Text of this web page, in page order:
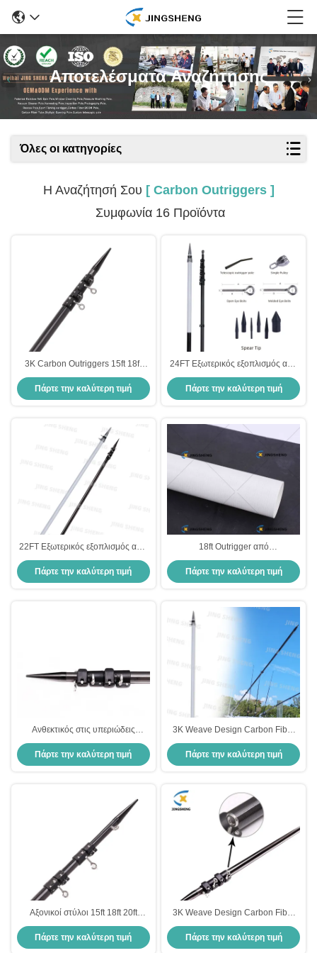
Αποτελέσματα Αναζήτησης
Όλες οι κατηγορίες
Η Αναζήτησή Σου [ Carbon Outriggers ]
Συμφωνία 16 Προϊόντα
3K Carbon Outriggers 15ft 18ft
20ft Carbon Fiber Outriggers προς
πώληση
Πάρτε την καλύτερη τιμή
24FT Εξωτερικός εξοπλισμός από
ανθρακονήματα για αλιεία
Ελαφρύς Βάρος Υψηλής
Δυναμικότητας Ανθεκτικός στη
Πάρτε την καλύτερη τιμή
22FT Εξωτερικός εξοπλισμός από
ανθρακονήματα για αλιεία
ελαφρύς βάρος υψηλής αντοχής
σε υπεριώδη διάβρωση
Πάρτε την καλύτερη τιμή
18ft Outrigger από
ανθρακονήματα για αλιεία κοντά
στην ακτή
Πάρτε την καλύτερη τιμή
Ανθεκτικός στις υπεριώδεις
ακτινοβολίες 15FT εκτοξευτής ινών
άνθρακα τηλεσκοπικοί εκτοξευτές
για αλιεία κοντά στη θάλασσα
Πάρτε την καλύτερη τιμή
3K Weave Design Carbon Fiber
Outrigger Pols Ανθεκτικός στη
διάβρωση τηλεσκοπικός outrigger
Πάρτε την καλύτερη τιμή
Αξονικοί στύλοι 15ft 18ft 20ft
Εκτεταμένοι στύλοι
Πάρτε την καλύτερη τιμή
3K Weave Design Carbon Fiber
Outrigger Pols Ανθεκτικός στη
διάβρωση τηλεσκοπικός outrigger
Πάρτε την καλύτερη τιμή